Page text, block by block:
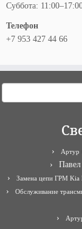
Суббота:
Телефон
+7 953 427 44 66
Артур
Павел
Замена цепи ГРМ Kia
Обслуживание